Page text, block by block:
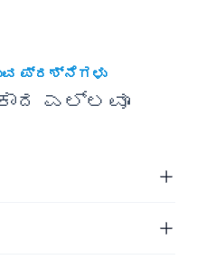
ಪ್ರಶ್ನೆಗಳು
ಎಲ್ಲವೂ